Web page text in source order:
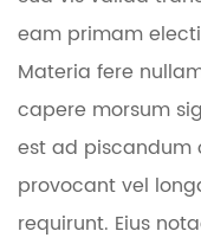
eam primam
Materia fere
capere morsum
est ad piscandum
provocant vel
requirunt. Eius